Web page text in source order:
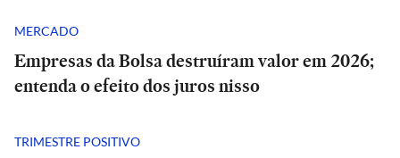
MERCADO
Empresas da Bolsa destruíram valor em 2026;
entenda o efeito dos juros nisso
TRIMESTRE POSITIVO